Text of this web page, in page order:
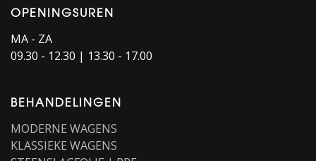
OPENINGSUREN
MA - ZA
09.30 - 12.30 | 13.30 - 17.00
BEHANDELINGEN
MODERNE WAGENS
KLASSIEKE WAGENS